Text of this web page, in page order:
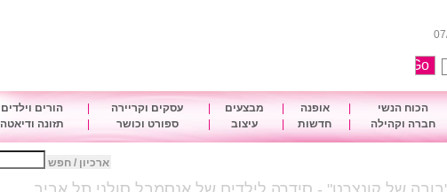
הכוח הנשי אופנה מבצעים עסקים וקריירה הורים וילדים
חברה וקהילה חדשות עיצוב ספורט וכושר תזונה ודיאטה
ארכיון / חפש